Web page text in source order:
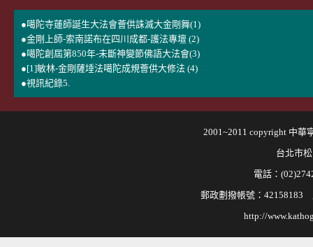
●噶陀寺蓮師誕生大法會薈供誅滅大金剛舞(1)
●金剛上師-索南諾布在四川成都-護法專壇 (2)
●噶陀創屆第850年-未斷神變節佛語大法會(3)
●[1]敏林-金剛薩埵法噶陀成規薈供大修法 (4)
●視訊紀錄5.
2001~2011 copyright 中華
台北市
電話：
郵政劃撥帳號：42158183
http://